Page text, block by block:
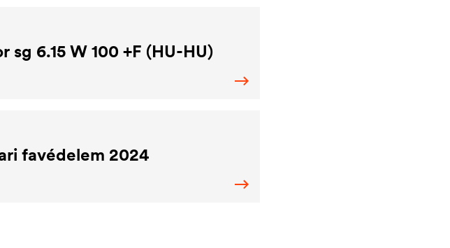
6.15 W 100 +F (HU-HU)
favédelem 2024